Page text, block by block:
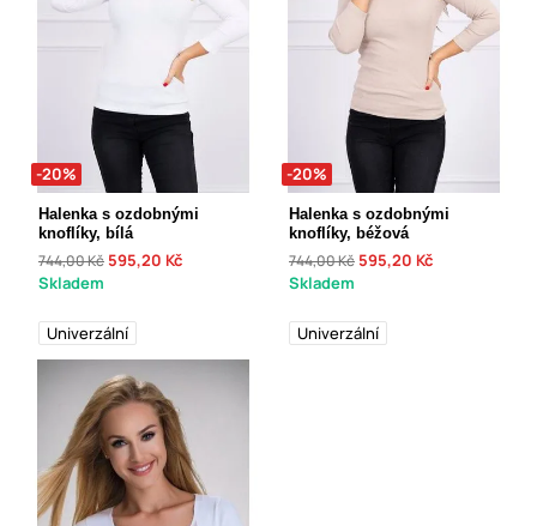
-20%
Halenka s ozdobnými
knoflíky, bílá
744,00 Kč 595,20 Kč
Skladem
Univerzální
-20%
Halenka s ozdobnými
knoflíky, béžová
744,00 Kč 595,20 Kč
Skladem
Univerzální